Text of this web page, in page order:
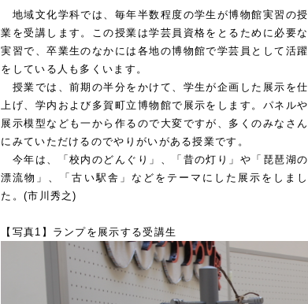
地域文化学科では、毎年半数程度の学生が博物館実習の授
業を受講します。この授業は学芸員資格をとるために必要な
実習で、卒業生のなかには各地の博物館で学芸員として活躍
をしている人も多くいます。
授業では、前期の半分をかけて、学生が企画した展示を仕
上げ、学内および多賀町立博物館で展示をします。パネルや
展示模型なども一から作るので大変ですが、多くのみなさん
にみていただけるのでやりがいがある授業です。
今年は、「校内のどんぐり」、「昔の灯り」や「琵琶湖の
漂流物」、「古い駅舎」などをテーマにした展示をしまし
た。(市川秀之)
【写真1】ランプを展示する受講生